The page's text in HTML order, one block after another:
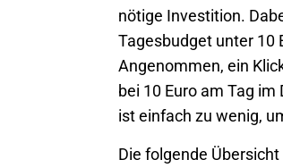
nötige Investition.
Tagesbudget unter 10
Angenommen, ein
bei 10 Euro am Tag
ist einfach zu wenig,
Die folgende